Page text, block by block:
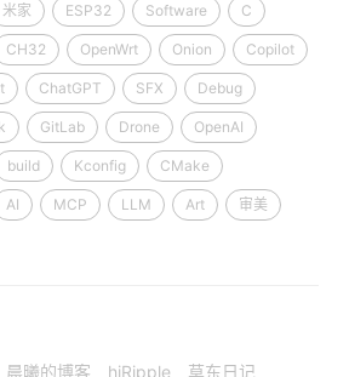
米家 ESP32 Software C
CH32 OpenWrt Onion Copilot
ChatGPT SFX Debug
GitLab Drone OpenAI
build Kconfig CMake
AI MCP LLM Art 审美
晨曦的博客 hiRipple 草东日记